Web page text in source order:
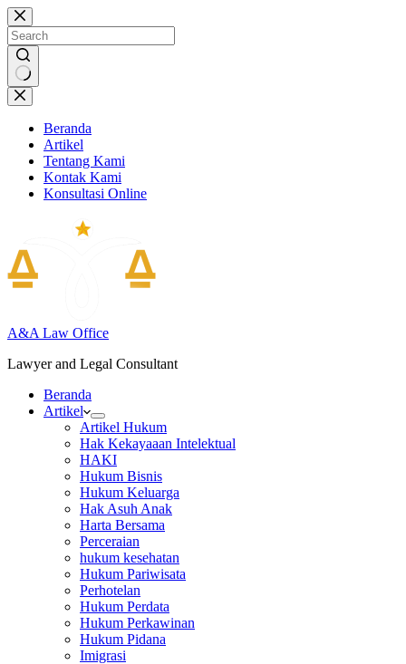
Skip
to
content
No
results
Beranda
Artikel
Tentang Kami
Kontak Kami
Konsultasi Online
A&A Law Office
Lawyer and Legal Consultant
Beranda
Artikel
Artikel Hukum
Hak Kekayaaan Intelektual
HAKI
Hukum Bisnis
Hukum Keluarga
Hak Asuh Anak
Harta Bersama
Perceraian
hukum kesehatan
Hukum Pariwisata
Perhotelan
Hukum Perdata
Hukum Perkawinan
Hukum Pidana
Imigrasi